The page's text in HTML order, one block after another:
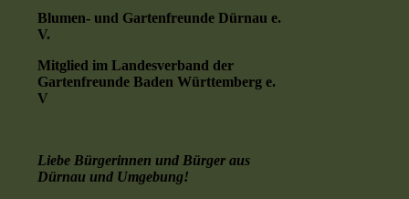
Blumen- und Gartenfreunde Dürnau e.
V.
Mitglied im Landesverband der
Gartenfreunde Baden Württemberg e.
V
Liebe Bürgerinnen und Bürger aus
Dürnau und Umgebung!